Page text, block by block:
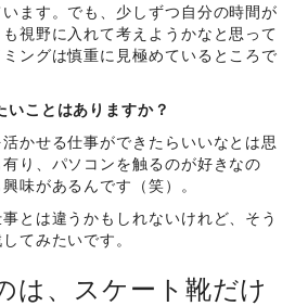
ます。でも、少しずつ自分の時間が
視野に入れて考えようかなと思って
ングは慎重に見極めているところで
いことはありますか？
かせる仕事ができたらいいなとは思
り、パソコンを触るのが好きなの
味があるんです（笑）。
とは違うかもしれないけれど、そう
てみたいです。
は、スケート靴だけ